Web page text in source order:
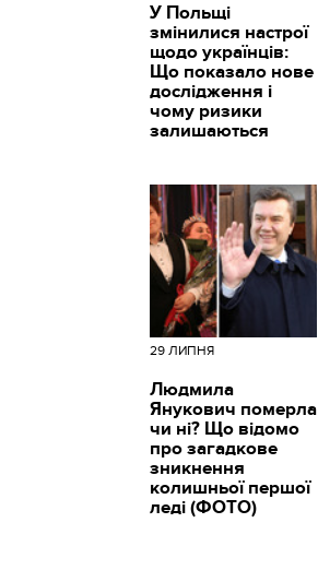
У Польщі
змінилися настрої
щодо українців:
Що показало нове
дослідження і
чому ризики
залишаються
29 ЛИПНЯ
Людмила
Янукович померла
чи ні? Що відомо
про загадкове
зникнення
колишньої першої
леді (ФОТО)